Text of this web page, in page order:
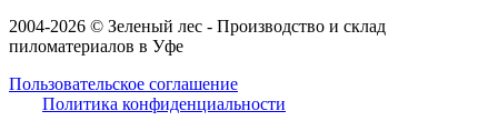
2004-2026 © Зеленый лес - Производство и склад
пиломатериалов в Уфе
Пользовательское соглашение
Политика конфиденциальности